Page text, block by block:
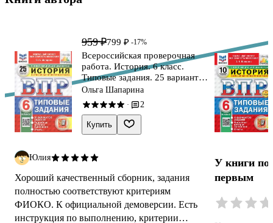
959 ₽799 ₽ -17%
Всероссийская проверочная
работа. История. 6 класс.
Типовые задания. 25 вариантов
заданий. ФГОС Новый
Ольга Шапарина
· 2
Купить
Юлия
Хороший качественный сборник, задания
полностью соответствуют критериям
ФИОКО. К официальной демоверсии. Есть
инструкция по выполнению, критерии
У книги
первым